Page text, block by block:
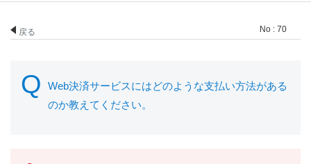
戻る No : 70
Web決済サービスにはどのような支払い方法がある
のか教えてください。